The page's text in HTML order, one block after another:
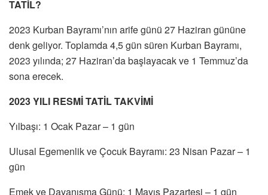
TATİL?
2023 Kurban Bayramı’nın arife günü 27 Haziran gününe
denk geliyor. Toplamda 4,5 gün süren Kurban Bayramı,
2023 yılında; 27 Haziran’da başlayacak ve 1 Temmuz’da
sona erecek.
2023 YILI RESMİ TATİL TAKVİMİ
Yılbaşı: 1 Ocak Pazar – 1 gün
Ulusal Egemenlik ve Çocuk Bayramı: 23 Nisan Pazar – 1
gün
Emek ve Dayanışma Günü: 1 Mayıs Pazartesi – 1 gün